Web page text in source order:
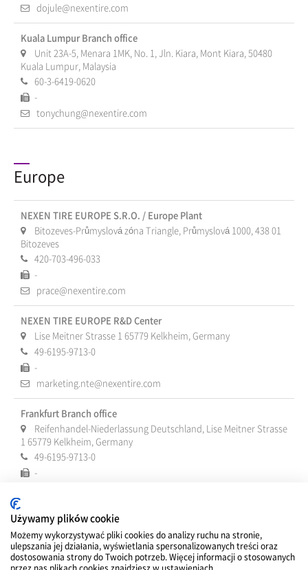
dojule@nexentire.com
Kuala Lumpur Branch office
Unit 23A-5, Menara 1MK, No. 1, Jln. Kiara, Mont Kiara, 50480
Kuala Lumpur, Malaysia
60-3-6419-0620
-
tonychung@nexentire.com
Europe
NEXEN TIRE EUROPE S.R.O. / Europe Plant
Bitozeves-Průmyslová zóna Triangle, Průmyslová 1000, 438 01
Bitozeves
420-703-496-033
-
prace@nexentire.com
NEXEN TIRE EUROPE R&D Center
Lise Meitner Strasse 1 65779 Kelkheim, Germany
49-6195-9713-0
-
marketing.nte@nexentire.com
Frankfurt Branch office
Reifenhandel-Niederlassung Deutschland, Lise Meitner Strasse
1 65779 Kelkheim, Germany
49-6195-9713-0
-
Milano Branch office
Viale Milanofiori, Strada 4, Palazzo Q6,20089 Rozzano (MI), Italy
39-02-89292-71
-
Używamy plików cookie
Możemy wykorzystywać pliki cookies do analizy ruchu na stronie,
ulepszania jej działania, wyświetlania spersonalizowanych treści oraz
dostosowania strony do Twoich potrzeb. Więcej informacji o stosowanych